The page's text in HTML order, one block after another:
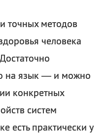
точных методов
человека
на язык — и можно
конкретных
систем
есть практически у